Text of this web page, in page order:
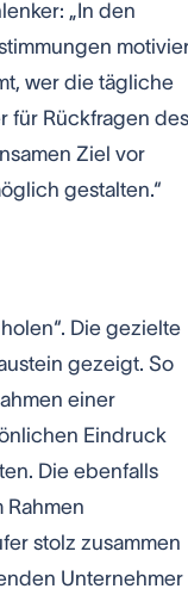
„In den
wer die tägliche
für Rückfragen des
Ziel vor
gestalten.“
Die gezielte
gezeigt. So
einer
Eindruck
Die ebenfalls
stolz zusammen
Unternehmer